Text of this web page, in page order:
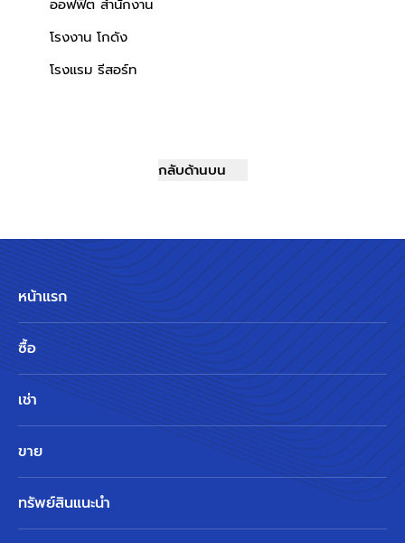
ออฟฟิต สำนักงาน
โรงงาน โกดัง
โรงแรม รีสอร์ท
กลับด้านบน
หน้าแรก
ซื้อ
เช่า
ขาย
ทรัพย์สินแนะนำ